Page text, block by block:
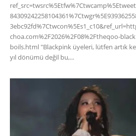
choa.com%2F2026%2F08%2Ftheqoo-
boils.html "Blackpink üyeleri, lütfen artık
yıl dönümü değil bu,...